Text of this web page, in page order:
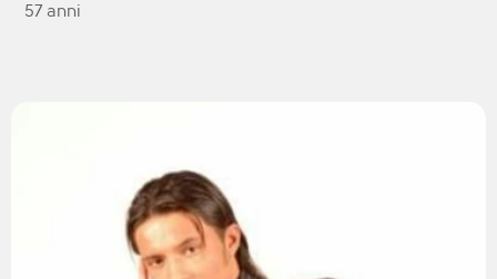
57 anni